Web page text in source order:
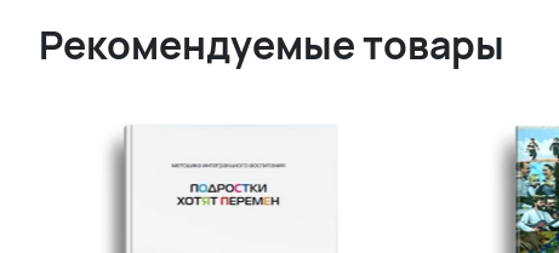
Рекомендуемые товары